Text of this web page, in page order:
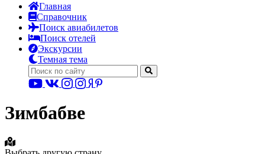
Главная
Справочник
Поиск авиабилетов
Поиск отелей
Экскурсии
Темная тема
Зимбабве